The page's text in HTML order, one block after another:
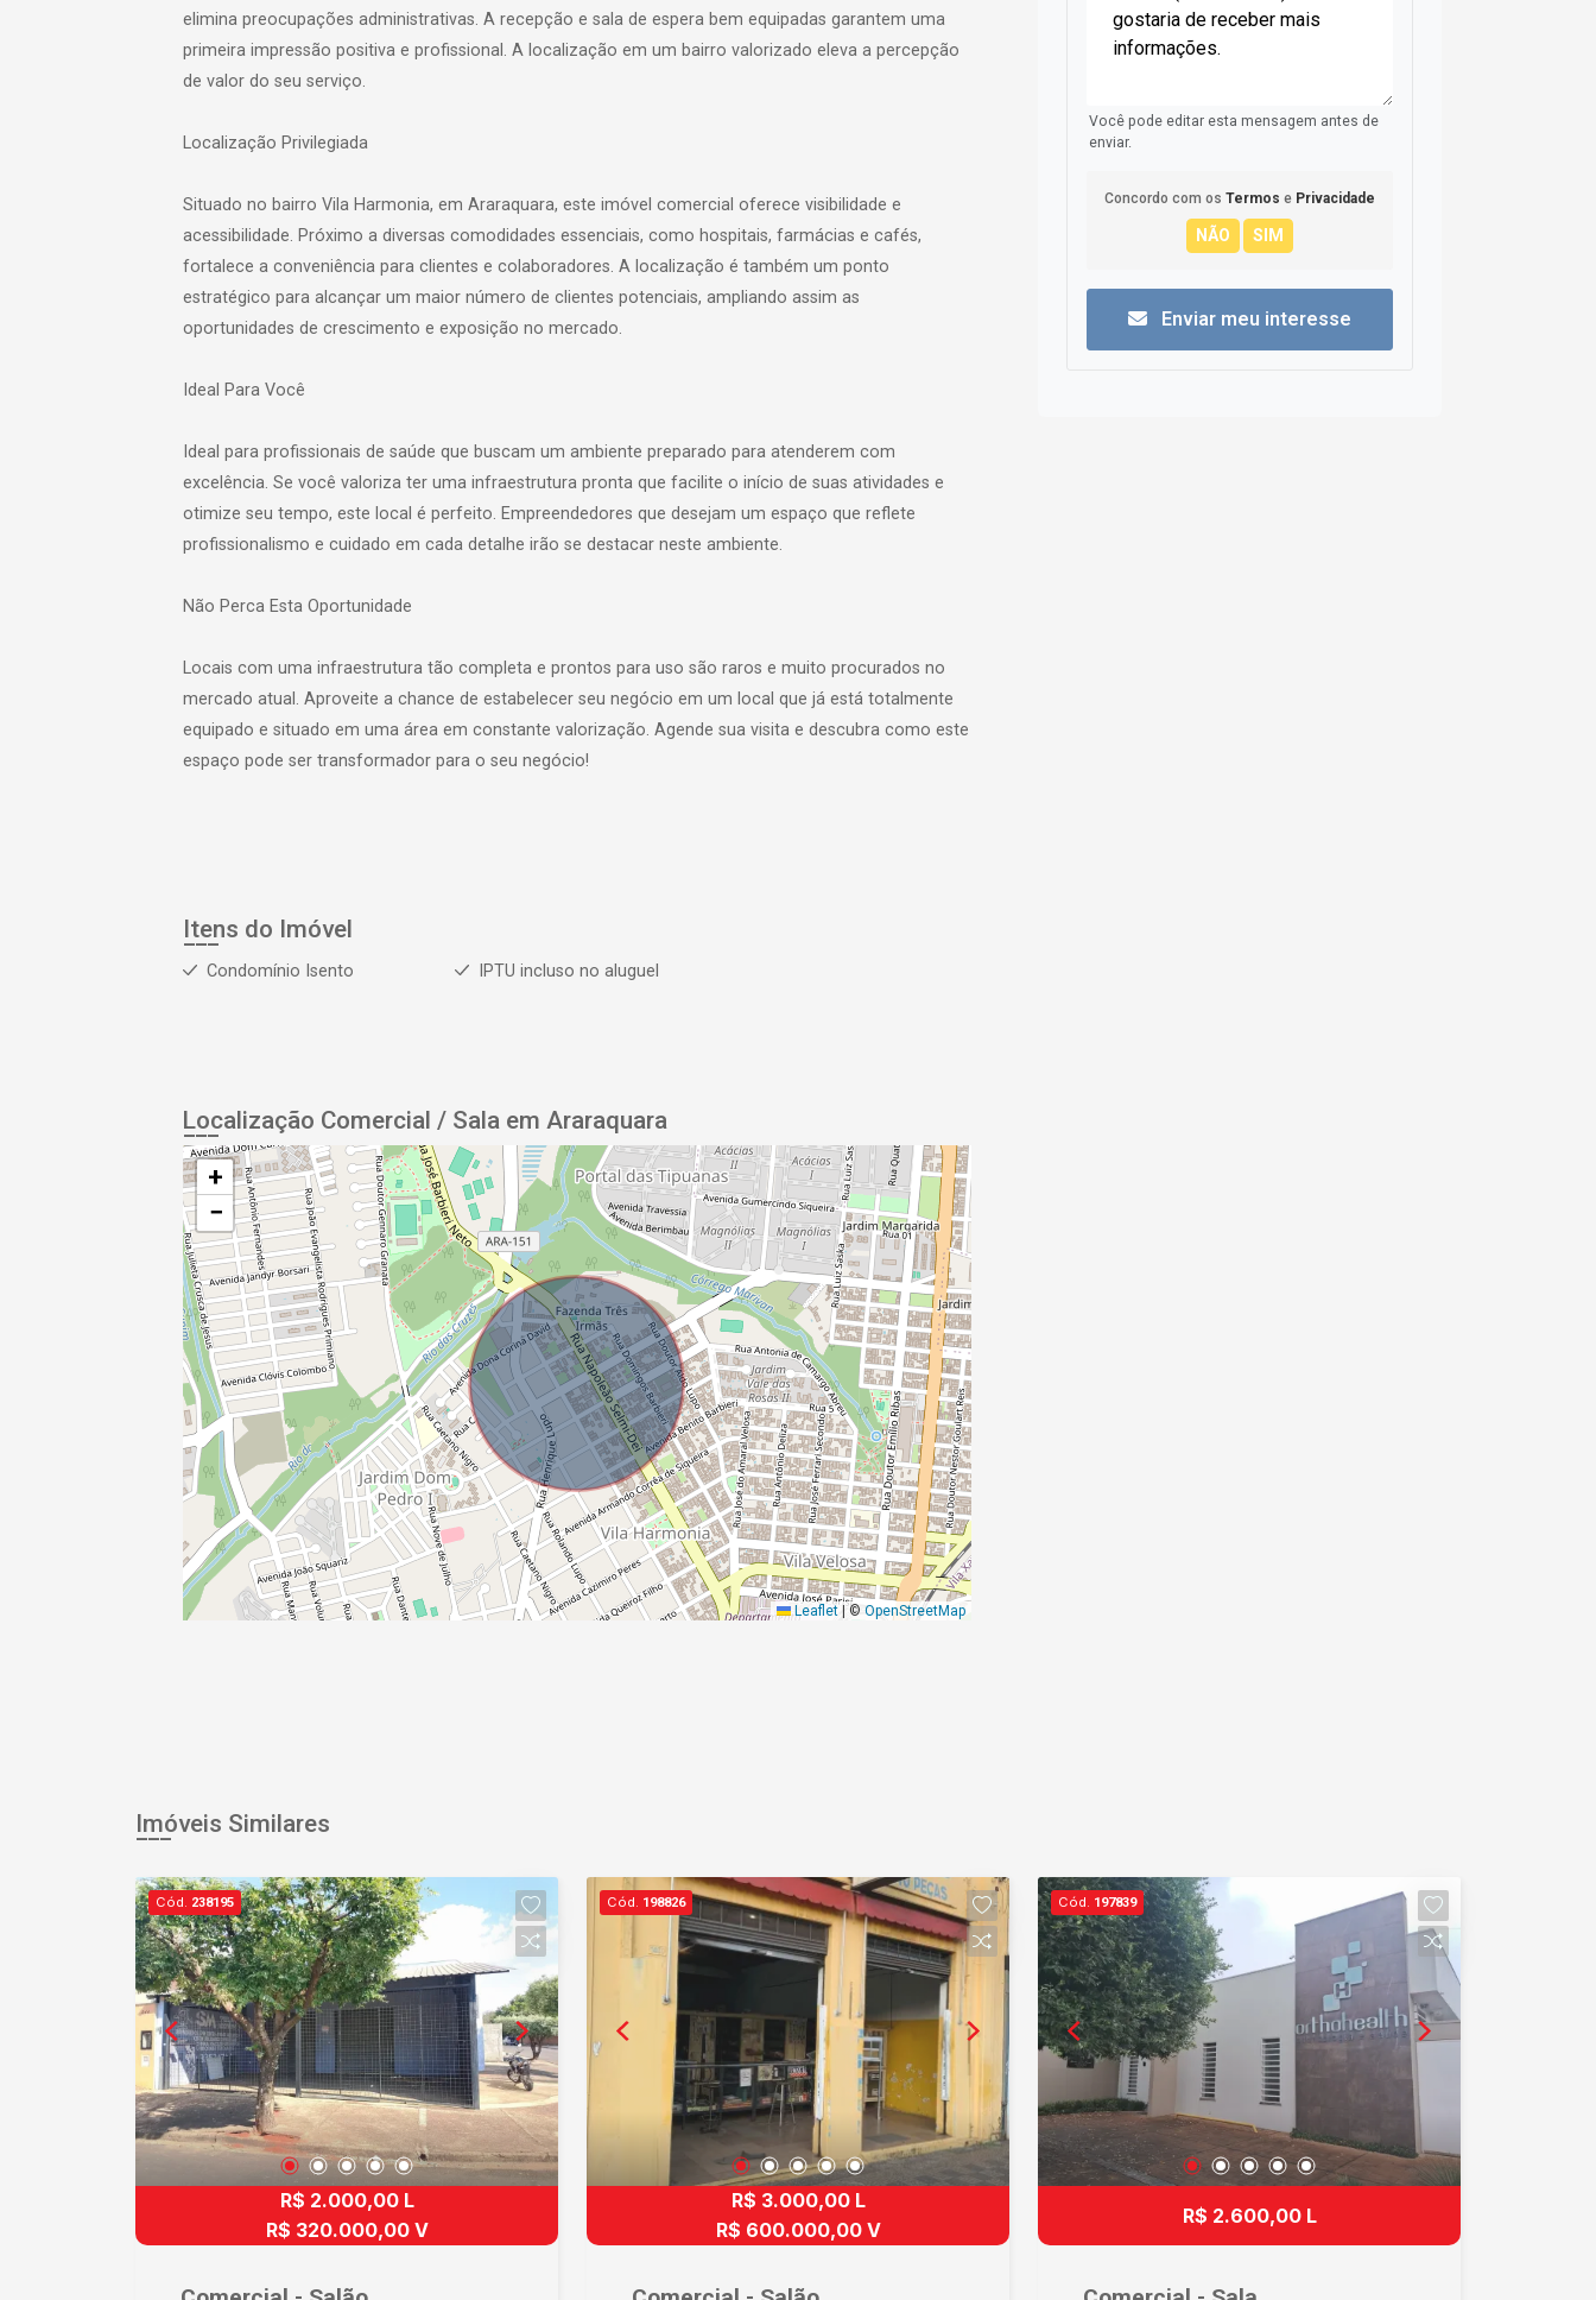
elimina preocupações administrativas. A recepção e sala de espera bem equipadas garantem uma
primeira impressão positiva e profissional. A localização em um bairro valorizado eleva a percepção
de valor do seu serviço.
Localização Privilegiada
Situado no bairro Vila Harmonia, em Araraquara, este imóvel comercial oferece visibilidade e
acessibilidade. Próximo a diversas comodidades essenciais, como hospitais, farmácias e cafés,
fortalece a conveniência para clientes e colaboradores. A localização é também um ponto
estratégico para alcançar um maior número de clientes potenciais, ampliando assim as
oportunidades de crescimento e exposição no mercado.
Ideal Para Você
Ideal para profissionais de saúde que buscam um ambiente preparado para atenderem com
excelência. Se você valoriza ter uma infraestrutura pronta que facilite o início de suas atividades e
otimize seu tempo, este local é perfeito. Empreendedores que desejam um espaço que reflete
profissionalismo e cuidado em cada detalhe irão se destacar neste ambiente.
Não Perca Esta Oportunidade
Locais com uma infraestrutura tão completa e prontos para uso são raros e muito procurados no
mercado atual. Aproveite a chance de estabelecer seu negócio em um local que já está totalmente
equipado e situado em uma área em constante valorização. Agende sua visita e descubra como este
espaço pode ser transformador para o seu negócio!
Itens do Imóvel
Condomínio Isento IPTU incluso no aluguel
Localização Comercial / Sala em Araraquara
+
−
Leaflet |© OpenStreetMap
Você pode editar esta mensagem antes de
enviar.
Concordo com os Termos e Privacidade
Enviar meu interesse
Imóveis Similares
Cód. 238195
R$ 2.000,00 L
R$ 320.000,00 V
Cód. 198826
R$ 3.000,00 L
R$ 600.000,00 V
Cód. 197839
R$ 2.600,00 L